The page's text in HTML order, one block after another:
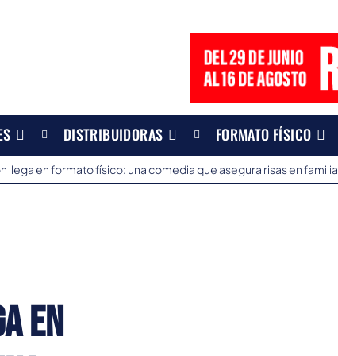
DISTRIBUIDORAS FORMATO FÍSICO
llega en formato físico: una comedia que asegura risas en familia
en